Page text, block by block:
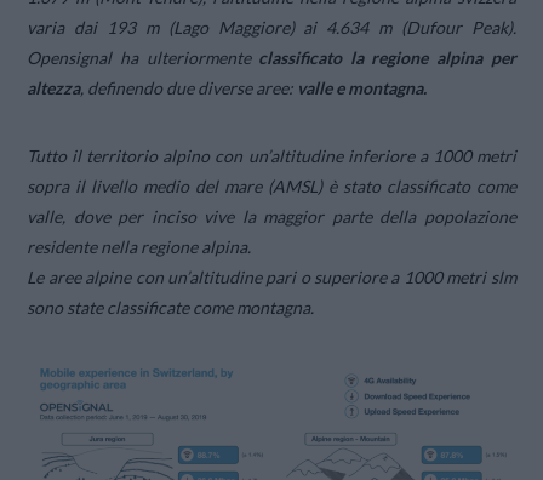
varia dai 193 m (Lago Maggiore) ai 4.634 m (Dufour Peak).
Opensignal ha ulteriormenteclassificato la regione alpina per
altezza, definendo due diverse aree: valle e montagna.
Tutto il territorio alpino con un’altitudine inferiore a 1000 metri
sopra il livello medio del mare (AMSL) è stato classificato come
valle, dove per inciso vive la maggior parte della popolazione
residente nella regione alpina.
Le aree alpine con un’altitudine pari o superiore a 1000 metri slm
sono state classificate come montagna.